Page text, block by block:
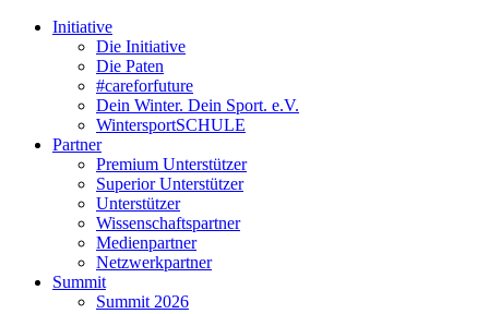
Initiative
Die Initiative
Die Paten
#careforfuture
Dein Winter. Dein Sport. e.V.
WintersportSCHULE
Partner
Premium Unterstützer
Superior Unterstützer
Unterstützer
Wissenschaftspartner
Medienpartner
Netzwerkpartner
Summit
Summit 2026